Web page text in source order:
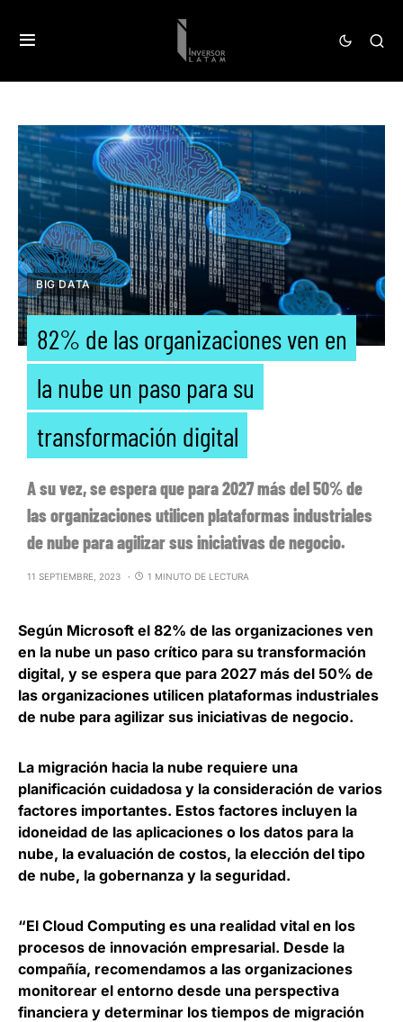
BIG DATA
82% de las organizaciones ven en
la nube un paso para su
transformación digital
A su vez, se espera que para 2027 más del 50% de
las organizaciones utilicen plataformas industriales
de nube para agilizar sus iniciativas de negocio.
11 SEPTIEMBRE, 2023 1 MINUTO DE LECTURA
Según Microsoft el 82% de las organizaciones ven
en la nube un paso crítico para su transformación
digital, y se espera que para 2027 más del 50% de
las organizaciones utilicen plataformas industriales
de nube para agilizar sus iniciativas de negocio.
La migración hacia la nube requiere una
planificación cuidadosa y la consideración de varios
factores importantes. Estos factores incluyen la
idoneidad de las aplicaciones o los datos para la
nube, la evaluación de costos, la elección del tipo
de nube, la gobernanza y la seguridad.
“El Cloud Computing es una realidad vital en los
procesos de innovación empresarial. Desde la
compañía, recomendamos a las organizaciones
monitorear el entorno desde una perspectiva
financiera y determinar los tiempos de migración